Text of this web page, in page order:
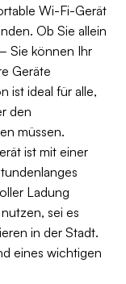
Wi-Fi-Gerät
Ob Sie allein
Sie können Ihr
Geräte
ist ideal für alle,
den
müssen.
ist mit einer
Ladung
sei es
in der Stadt.
eines wichtigen